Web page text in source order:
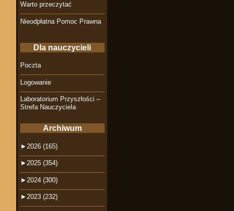
Warto przeczytać
Nieodpłatna Pomoc Prawna
Dla nauczycieli
Poczta
Logowanie
Laboratorium Przyszłości –
Strefa Nauczyciela
Archiwum
► 2026 (165)
► 2025 (354)
► 2024 (300)
► 2023 (232)